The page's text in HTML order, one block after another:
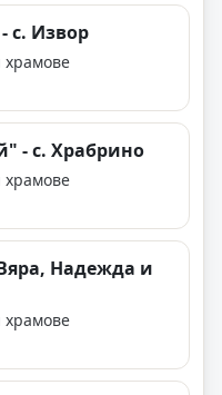
с. Извор
храмове
- с. Храбрино
храмове
Надежда и
храмове